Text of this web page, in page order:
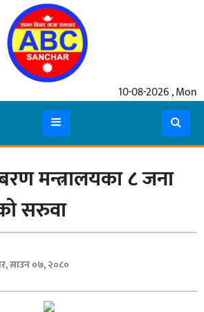
10-08-2026 , Mon
मन्त्रालयका ८ जना
सरुवा
साउन ०७, २०८०